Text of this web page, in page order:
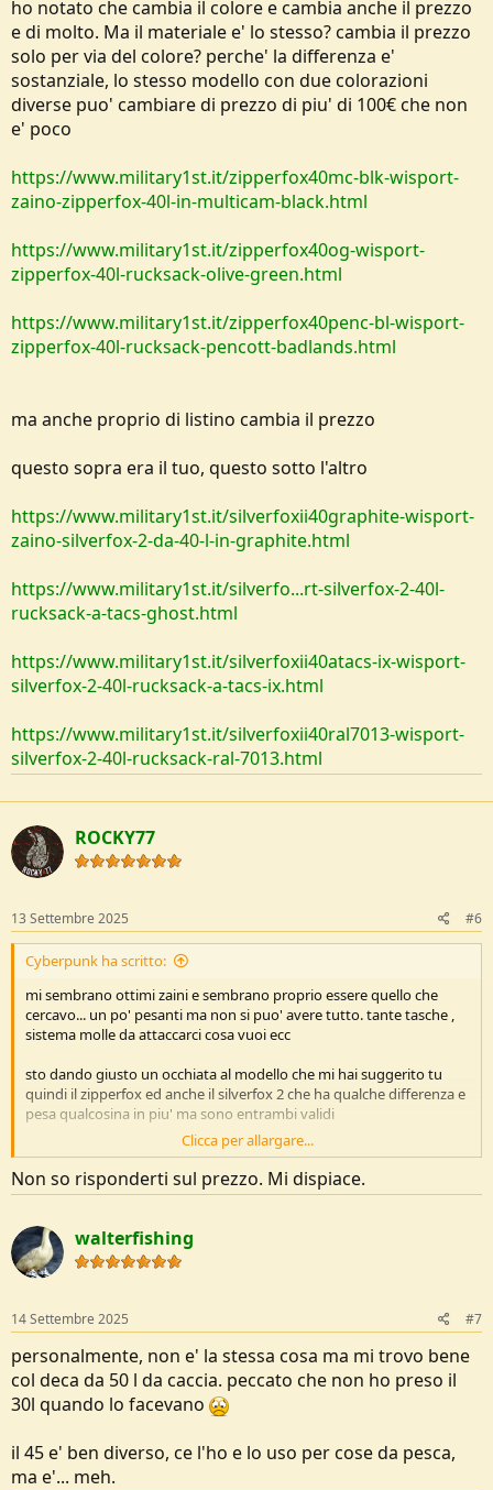
ho notato che cambia il colore e cambia anche il prezzo
e di molto. Ma il materiale e' lo stesso? cambia il prezzo
solo per via del colore? perche' la differenza e'
sostanziale, lo stesso modello con due colorazioni
diverse puo' cambiare di prezzo di piu' di 100€ che non
e' poco
https://www.military1st.it/zipperfox40mc-blk-wisport-
zaino-zipperfox-40l-in-multicam-black.html
https://www.military1st.it/zipperfox40og-wisport-
zipperfox-40l-rucksack-olive-green.html
https://www.military1st.it/zipperfox40penc-bl-wisport-
zipperfox-40l-rucksack-pencott-badlands.html
ma anche proprio di listino cambia il prezzo
questo sopra era il tuo, questo sotto l'altro
https://www.military1st.it/silverfoxii40graphite-wisport-
zaino-silverfox-2-da-40-l-in-graphite.html
https://www.military1st.it/silverfo...rt-silverfox-2-40l-
rucksack-a-tacs-ghost.html
https://www.military1st.it/silverfoxii40atacs-ix-wisport-
silverfox-2-40l-rucksack-a-tacs-ix.html
https://www.military1st.it/silverfoxii40ral7013-wisport-
silverfox-2-40l-rucksack-ral-7013.html
ROCKY77
13 Settembre 2025 #6
Cyberpunk ha scritto:
mi sembrano ottimi zaini e sembrano proprio essere quello che
cercavo... un po' pesanti ma non si puo' avere tutto. tante tasche ,
sistema molle da attaccarci cosa vuoi ecc
sto dando giusto un occhiata al modello che mi hai suggerito tu
quindi il zipperfox ed anche il silverfox 2 che ha qualche differenza e
pesa qualcosina in piu' ma sono entrambi validi
ho notato che cambia il colore e cambia anche il prezzo e di molto.
Ma il materiale e' lo stesso? cambia il prezzo solo per via del colore?
perche' la differenza e' sostanziale, lo stesso modello con due
poco
https://www.military1st.it/zipperfox40mc-blk-wisport-zaino-
https://www.military1st.it/zipperfox40og-wisport-zipperfox-40l-
rucksack-olive-green.html
https://www.military1st.it/zipperfox40penc-bl-wisport-zipperfox-40l-
rucksack-pencott-badlands.html
ma anche proprio di listino cambia il prezzo
Clicca per allargare...
Non so risponderti sul prezzo. Mi dispiace.
walterfishing
14 Settembre 2025 #7
personalmente, non e' la stessa cosa ma mi trovo bene
col deca da 50 l da caccia. peccato che non ho preso il
30l quando lo facevano
il 45 e' ben diverso, ce l'ho e lo uso per cose da pesca,
ma e'... meh.